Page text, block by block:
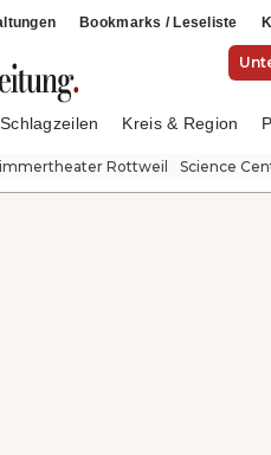
Bookmarks / Leseliste
Schlagzeilen Kreis & Region
Rottweil Science